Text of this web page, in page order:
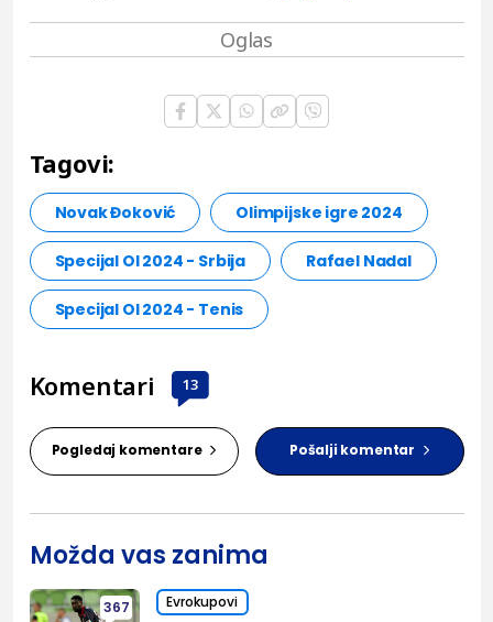
Tagovi:
Novak Đoković Olimpijske igre 2024
Specijal OI 2024 - Srbija Rafael Nadal
Specijal OI 2024 - Tenis
Komentari 13
Pogledaj komentare Pošalji komentar
Možda vas zanima
367 Evrokupovi